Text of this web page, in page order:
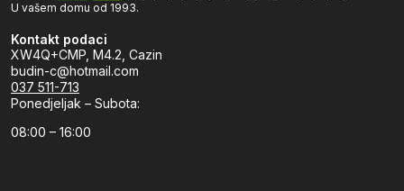
U vašem domu od 1993.
Kontakt podaci
XW4Q+CMP, M4.2, Cazin
budin-c@hotmail.com
037 511-713
Ponedjeljak – Subota:
08:00 – 16:00